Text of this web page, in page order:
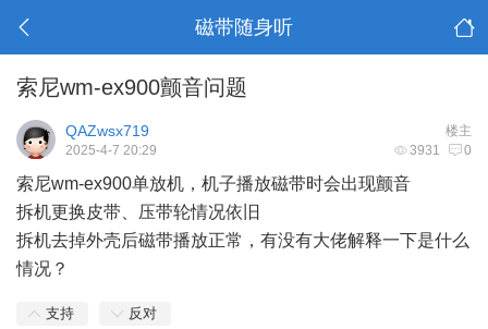
磁带随身听
索尼wm-ex900颤音问题
楼主
QAZwsx719
3931 0
2025-4-7 20:29
索尼wm-ex900单放机，机子播放磁带时会出现颤音
拆机更换皮带、压带轮情况依旧
拆机去掉外壳后磁带播放正常，有没有大佬解释一下是什么
情况？
支持 反对